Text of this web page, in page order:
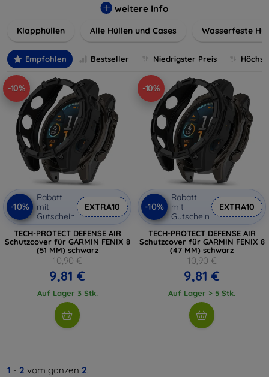
Farben, um Ihren persönlichen Stil perfekt zu
weitere Info
Klapphüllen Alle Hüllen und Cases Wasserfeste
Empfohlen Bestseller Niedrigster Preis
-10%
-10%
Rabatt
mit
Gutschein
EXTRA10
TECH-PROTECT DEFENSE AIR
Schutzcover für GARMIN FENIX 8
(51 MM) schwarz
10,90 €
9,81 €
Auf Lager 3 Stk.
-10%
-10%
Rabatt
mit
Gutschein
EXTRA10
TECH-PROTECT DEFENSE AIR
Schutzcover für GARMIN FENIX 8
(47 MM) schwarz
10,90 €
9,81 €
Auf Lager > 5 Stk.
1 - 2 vom ganzen 2.